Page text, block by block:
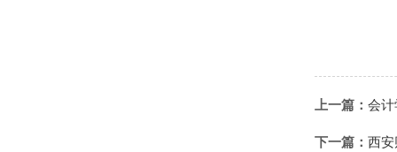
上一篇： 会
下一篇： 西